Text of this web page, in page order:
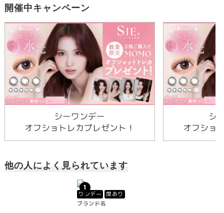
開催中キャンペーン
シーワンデー
オフショトレカプレゼント！
シ
オフショ
他の人によく見られています
1
ワンデー
度あり
ブランド名